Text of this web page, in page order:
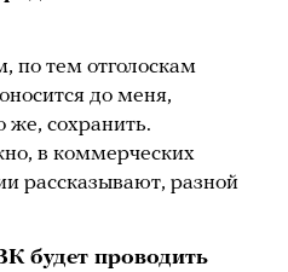
по тем отголоскам
до меня,
же, сохранить.
в коммерческих
рассказывают, разной
будет проводить